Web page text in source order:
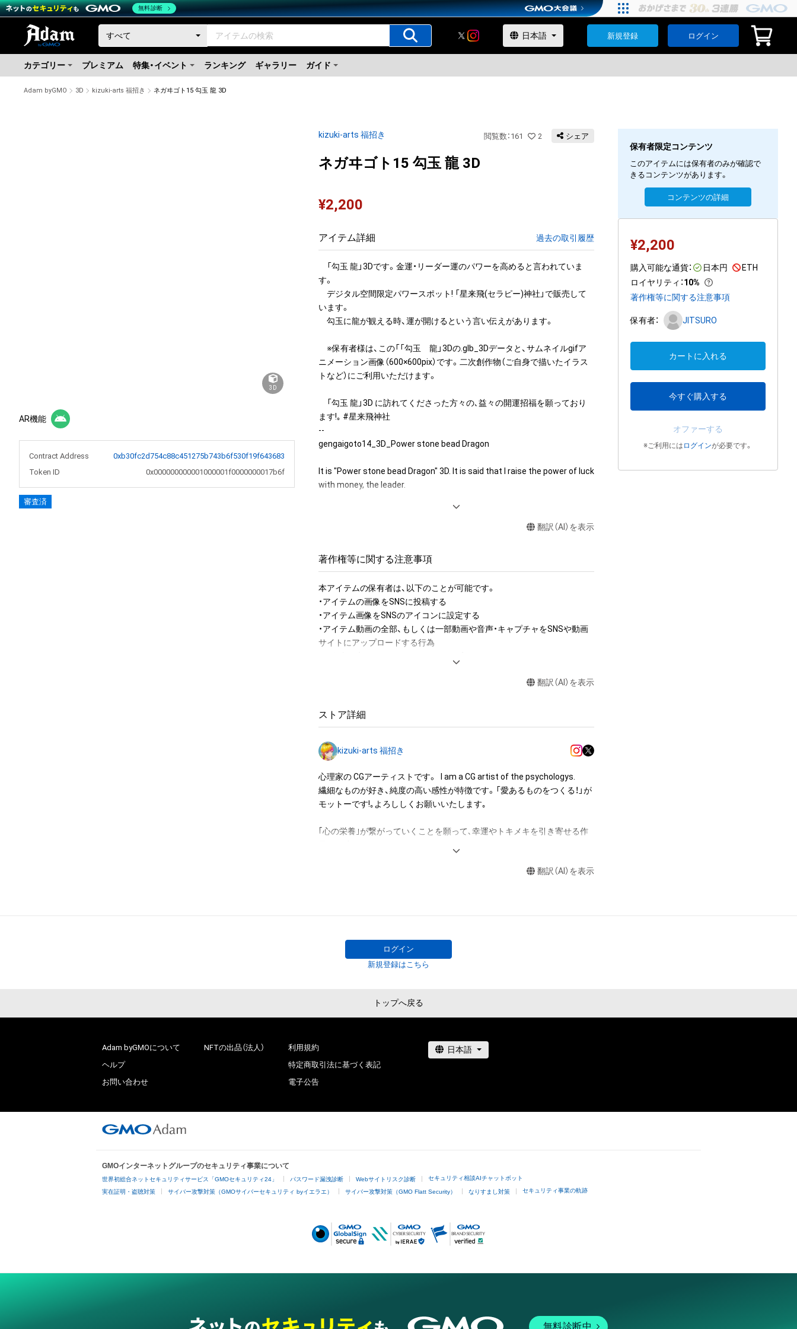
新規登録 ログイン
カテゴリー プレミアム 特集・イベント ランキング ギャラリー ガイド
Adam byGMO 3D kizuki-arts 福招き ネガヰゴト15 勾玉 龍 3D
3D
AR機能
Contract Address
0xb30fc2d754c88c451275b743b6f530f19f643683
Token ID
0x000000000001000001f0000000017b6f
審査済
kizuki-arts 福招き 閲覧数 ： 161 2 シェア
ネガヰゴト15 勾玉 龍 3D
¥2,200
アイテム詳細 過去の取引履歴
「勾玉 龍」3Dです。金運・リーダー運のパワーを高めると言われていま
す。
デジタル空間限定パワースポット! 「星来飛(セラピー)神社」で販売して
います。
勾玉に龍が観える時、運が開けるという言い伝えがあります。
※保有者様は、この「「勾玉　龍」3Dの.glb_3Dデータと、サムネイルgifア
ニメーション画像（600×600pix）です。二次創作物（ご自身で描いたイラス
トなど）にご利用いただけます。
「勾玉 龍」3D に訪れてくださった方々の､益々の開運招福を願っており
ます!｡ #星来飛神社
--
gengaigoto14_3D_Power stone bead Dragon
It is "Power stone bead Dragon" 3D. It is said that I raise the power of luck
with money, the leader.
Digital space limited power spot sells it in "星来飛 (therapy) Shinto
We hope that the wishes of the visitors will be fulfilled and that we will
be blessed with more and more good luck!
翻訳（AI）を表示
著作権等に関する注意事項
本アイテムの保有者は、以下のことが可能です。
・アイテムの画像をSNSに投稿する
・アイテム画像をSNSのアイコンに設定する
・アイテム動画の全部、もしくは一部動画や音声・キャプチャをSNSや動画
サイトにアップロードする行為
・アイテムの画像を使用してメッセージカードを制作し友達に送る
・アイテム画像を使用した二次創作物（ご自身で描いたイラストなど）を作
アイテムに関する注意事項
みますがこれらに限られません。)にかかる知的財産権(著作権、特許権、実
用新案権、商標権、意匠権その他の知的財産権(それらの権利を取得し、又は
それらの権利につき登録等を出願する権利を含みます。)を意味します。)
託を受けている者によって保護されています。そのため、本アイテムを保
有していたとしても、本アイテムに関する創作物にかかる知的財産権を有
・本アイテムの著作権を有する方、著作隣接権の権利者またはその管理委託
・本アイテムに関する創作物の利用については、公序良俗や法令に反する利
用またはその恐れのある利用など、作成者が不適切であると判断した場合、
利用をお断りさせていただきます。
の他第三者が損害を被った場合、その損害がいかなる原因で発生したもの
このアイテムに関するお問い合わせ先
twitter.com/Kizuki_arts
翻訳（AI）を表示
ストア詳細
kizuki-arts 福招き
心理家の CGアーティストです。  I am a CG artist of the psychologys.
繊細なものが好き、純度の高い感性が特徴です。「愛あるものをつくる！」が
モットーです!｡よろししくお願いいたします｡
｢心の栄養｣が繋がっていくことを願って､幸運やトキメキを引き寄せる作
翻訳（AI）を表示
保有者限定コンテンツ
このアイテムには保有者のみが確認で
きるコンテンツがあります。
コンテンツの詳細
¥2,200
購入可能な通貨： 日本円
ETH
ロイヤリティ ：10%
著作権等に関する注意事項
保有者： JITSURO
カートに入れる
今すぐ購入する
オファーする
※ご利用には ログインが必要です。
ログイン
新規登録はこちら
トップへ戻る
Adam byGMOについて
ヘルプ
お問い合わせ
NFTの出品（法人）
利用規約
特定商取引法に基づく表記
電子公告
GMOインターネットグループのセキュリティ事業について
世界初総合ネットセキュリティサービス「GMOセキュリティ24」 パスワード漏洩診断 Webサイトリスク診断 セキュリティ相談AIチャットボット
実在証明・盗聴対策 サイバー攻撃対策（GMOサイバーセキュリティ byイエラエ） サイバー攻撃対策（GMO Flatt Security） なりすまし対策 セキュリティ事業の軌跡
無料診断中
無料診断